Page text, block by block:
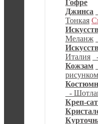
Гофре
Джинса
Тонкая
Меланж
Италия
Кожзам
рисунком
-
Креп-